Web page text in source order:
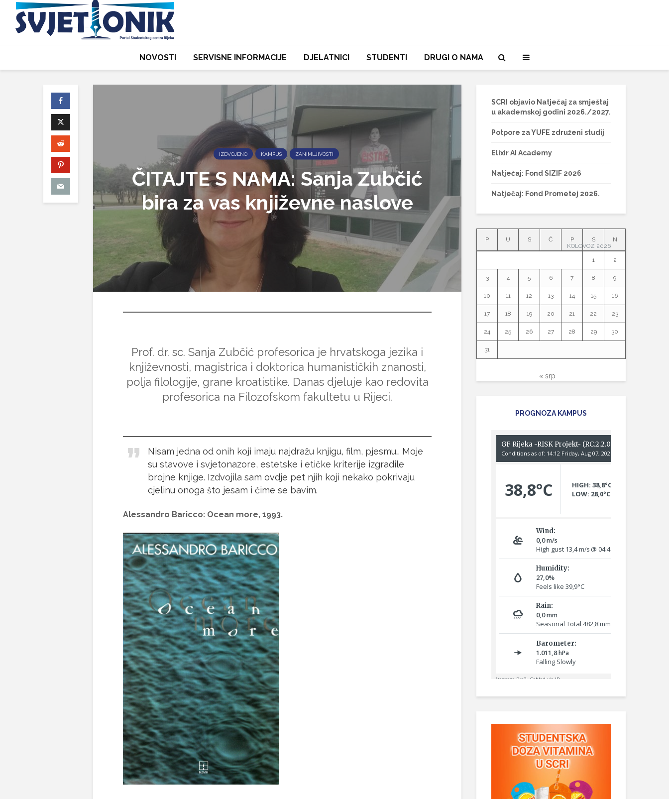
NOVOSTI SERVISNE INFORMACIJE DJELATNICI STUDENTI DRUGI O NAMA
IZDVOJENO KAMPUS ZANIMLJIVOSTI
ČITAJTE S NAMA: Sanja Zubčić
bira za vas književne naslove
Prof. dr. sc. Sanja Zubčić profesorica je hrvatskoga jezika i
književnosti, magistrica i doktorica humanističkih znanosti,
polja filologije, grane kroatistike. Danas djeluje kao redovita
profesorica na Filozofskom fakultetu u Rijeci.
Nisam jedna od onih koji imaju najdražu knjigu, film, pjesmu… Moje
su stavove i svjetonazore, estetske i etičke kriterije izgradile
brojne knjige. Izdvojila sam ovdje pet njih koji nekako pokrivaju
cjelinu onoga što jesam i čime se bavim.
Alessandro Baricco: Ocean more, 1993.
SCRI objavio Natječaj za smještaj
u akademskoj godini 2026./2027.
Potpore za YUFE združeni studij
Elixir AI Academy
Natječaj: Fond SIZIF 2026
Natječaj: Fond Prometej 2026.
KOLOVOZ 2026
P U S Č P S N
1 2
3 4 5 6 7 8 9
10 11 12 13 14 15 16
17 18 19 20 21 22 23
24 25 26 27 28 29 30
31
« srp
PROGNOZA KAMPUS